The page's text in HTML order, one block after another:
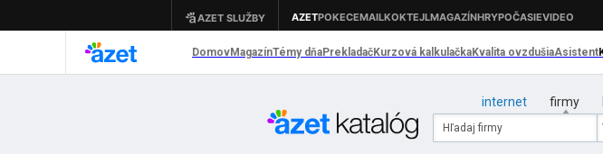
internet firmy